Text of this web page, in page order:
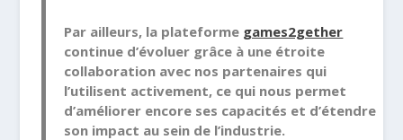
Par ailleurs, la plateforme games2gether
continue d’évoluer grâce à une étroite
collaboration avec nos partenaires qui
l’utilisent activement, ce qui nous permet
d’améliorer encore ses capacités et d’étendre
son impact au sein de l’industrie.